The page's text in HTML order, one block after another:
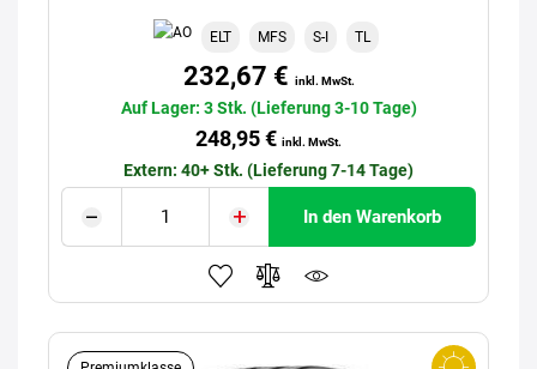
ELT MFS S-I TL
232,67 € inkl. MwSt.
Auf Lager: 3 Stk. (Lieferung 3-10 Tage)
248,95 € inkl. MwSt.
Extern: 40+ Stk. (Lieferung 7-14 Tage)
In den Warenkorb